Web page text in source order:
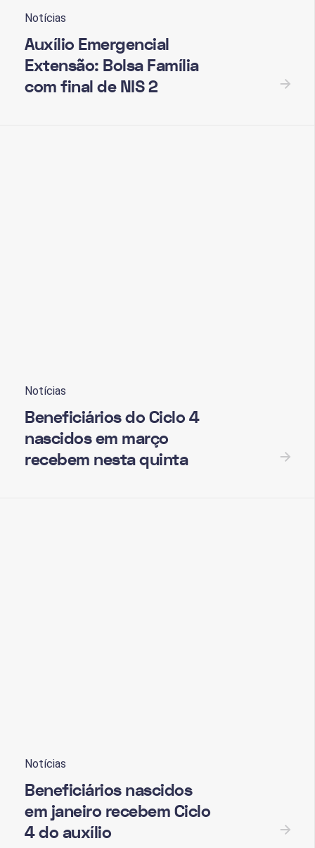
Notícias
Auxílio Emergencial
Extensão: Bolsa Família
com final de NIS 2
Notícias
Beneficiários do Ciclo 4
nascidos em março
recebem nesta quinta
Notícias
Beneficiários nascidos
em janeiro recebem Ciclo
4 do auxílio